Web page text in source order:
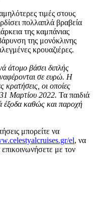
τιμές στους
πολλαπλά βραβεία
της καμπάνιας
της μονόκλινης
κρουαζιέρες.
άτομο βάσει διπλής
σε ευρώ. Η
κρατήσεις, οι οποίες
Μαρτίου 2022. Τα παιδιά
έξοδα καθώς και παροχή
μπορείτε να
el, να
με τον